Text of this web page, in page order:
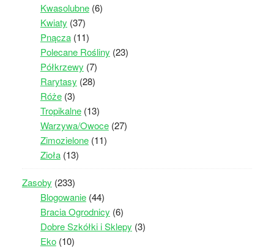
Kwasolubne(6)
Kwiaty (37)
Pnącza(11)
Polecane Rośliny (23)
Półkrzewy (7)
Rarytasy (28)
Róże(3)
Tropikalne(13)
Warzywa/Owoce(27)
Zimozielone(11)
Zioła(13)
Zasoby (233)
Blogowanie(44)
Bracia Ogrodnicy (6)
Dobre Szkółki i Sklepy (3)
Eko(10)